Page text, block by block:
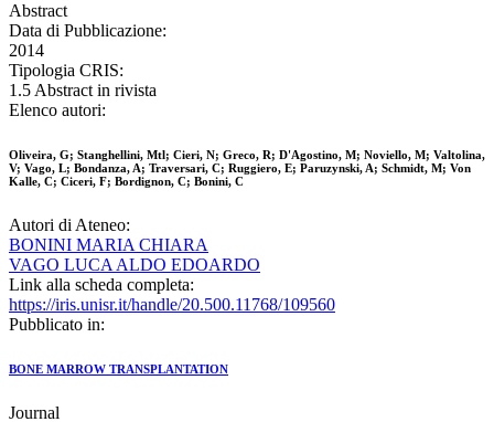
Abstract
Data di Pubblicazione:
2014
Tipologia CRIS:
1.5 Abstract in rivista
Elenco autori:
Oliveira, G; Stanghellini, Mtl; Cieri, N; Greco, R; D'Agostino, M; Noviello, M; Valtolina,
V; Vago, L; Bondanza, A; Traversari, C; Ruggiero, E; Paruzynski, A; Schmidt, M; Von
Kalle, C; Ciceri, F; Bordignon, C; Bonini, C
Autori di Ateneo:
BONINI MARIA CHIARA
VAGO LUCA ALDO EDOARDO
Link alla scheda completa:
https://iris.unisr.it/handle/20.500.11768/109560
Pubblicato in:
BONE MARROW TRANSPLANTATION
Journal